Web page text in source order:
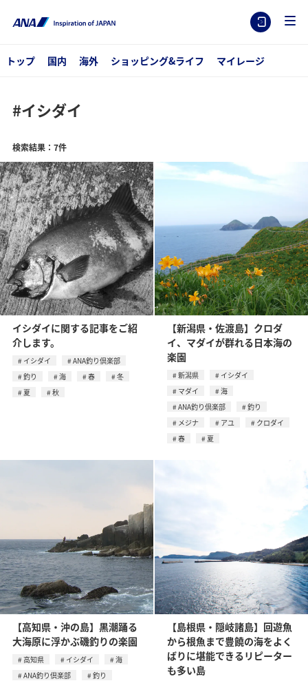
トップ 国内 海外 ショッピング&ライフ マイレージ
#イシダイ
検索結果：7件
イシダイに関する記事をご紹
介します。
イシダイ
ANA釣り倶楽部
釣り
海 春
冬
夏
秋
【新潟県・佐渡島】クロダ
イ、マダイが群れる日本海の
楽園
新潟県
イシダイ
マダイ
海
ANA釣り倶楽部
釣り
メジナ
アユ
クロダイ
春
夏
【高知県・沖の島】黒潮踊る
大海原に浮かぶ磯釣りの楽園
高知県 イシダイ
海
ANA釣り倶楽部
釣り
【島根県・隠岐諸島】回遊魚
から根魚まで豊饒の海をよく
ばりに堪能できるリピーター
も多い島